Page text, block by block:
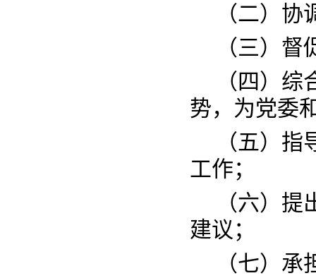
（二）
（三）
（四）
势，为党委
（五）
工作；
（六）
建议；
（七）